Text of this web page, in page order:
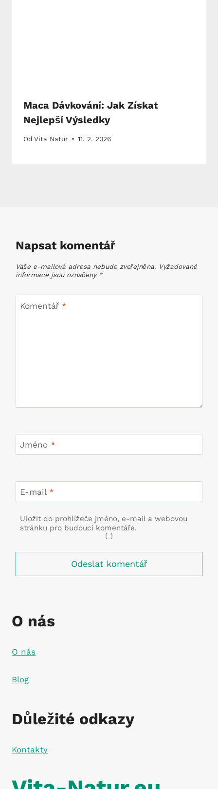
Maca Dávkování: Jak Získat
Nejlepší Výsledky
Od Vita Natur 11. 2. 2026
Napsat komentář
Vaše e-mailová adresa nebude zveřejněna. Vyžadované
informace jsou označeny *
Komentář *
Jméno *
E-mail *
Uložit do prohlížeče jméno, e-mail a webovou
stránku pro budoucí komentáře.
O nás
O nás
Blog
Důležité odkazy
Kontakty